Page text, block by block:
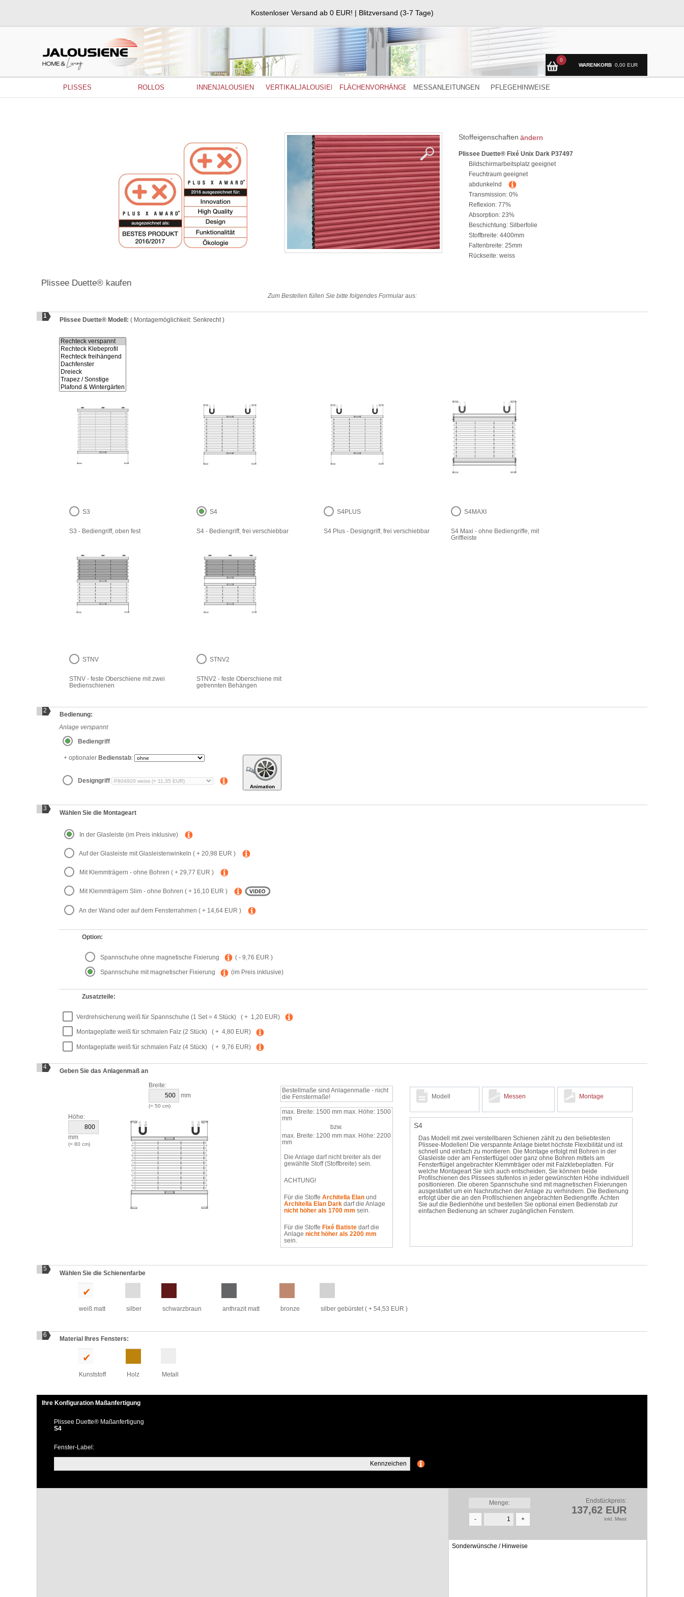
Kostenloser Versand ab 0 EUR! | Blitzversand (3-7 Tage)
WARENKORB
0
0,00 EUR
PLISSES ROLLOS INNENJALOUSIEN VERTIKALJALOUSIEN FLÄCHENVORHÄNGE MESSANLEITUNGEN PFLEGEHINWEISE
Stoffeigenschaften ändern
Plissee Duette® Fixé Unix Dark P37497
Bildschirmarbeitsplatz geeignet
Feuchtraum geeignet
abdunkelnd
Transmission: 0%
Reflexion: 77%
Absorption: 23%
Beschichtung: Silberfolie
Stoffbreite: 4400mm
Faltenbreite: 25mm
Rückseite: weiss
Plissee Duette® kaufen
Zum Bestellen füllen Sie bitte folgendes Formular aus:
Plissee Duette® Modell:
1
( Montagemöglichkeit: Senkrecht )
S3
S3 - Bediengriff, oben fest
S4
S4 - Bediengriff, frei verschiebbar
S4PLUS
S4 Plus - Designgriff, frei verschiebbar
S4MAXI
S4 Maxi - ohne Bediengriffe, mit
Griffleiste
STNV
STNV - feste Oberschiene mit zwei
Bedienschienen
STNV2
STNV2 - feste Oberschiene mit
getrennten Behängen
Bedienung:
2
Anlage verspannt
Bediengriff
+ optionaler Bedienstab:
Designgriff
Animation
Wählen Sie die Montageart
3
In der Glasleiste (im Preis inklusive)
Auf der Glasleiste mit Glasleistenwinkeln ( + 20,98 EUR )
Mit Klemmträgern - ohne Bohren ( + 29,77 EUR )
Mit Klemmträgern Slim - ohne Bohren ( + 16,10 EUR )
An der Wand oder auf dem Fensterrahmen ( + 14,64 EUR )
Option:
Spannschuhe ohne magnetische Fixierung ( - 9,76 EUR )
Spannschuhe mit magnetischer Fixierung (im Preis inklusive)
Zusatzteile:
Verdrehsicherung weiß für Spannschuhe (1 Set = 4 Stück) ( + 1,20 EUR)
Montageplatte weiß für schmalen Falz (2 Stück) ( + 4,80 EUR)
Montageplatte weiß für schmalen Falz (4 Stück) ( + 9,76 EUR)
Geben Sie das Anlagenmaß an
4
Breite:
mm
(= 50 cm)
Höhe:
mm
(= 80 cm)
Bestellmaße sind Anlagenmaße - nicht
die Fenstermaße!
max. Breite: 1500 mm max. Höhe: 1500
mm
bzw.
max. Breite: 1200 mm max. Höhe: 2200
mm
Die Anlage darf nicht breiter als der
gewählte Stoff (Stoffbreite) sein.
ACHTUNG!
Für die Stoffe Architella Elanund
Architella Elan Darkdarf die Anlage
nicht höher als 1700 mm sein.
Für die Stoffe Fixé Batistedarf die
Anlage nicht höher als 2200 mm
sein.
Modell Messen Montage
S4
Das Modell mit zwei verstellbaren Schienen zählt zu den beliebtesten
Plissee-Modellen! Die verspannte Anlage bietet höchste Flexibilität und ist
schnell und einfach zu montieren. Die Montage erfolgt mit Bohren in der
Glasleiste oder am Fensterflügel oder ganz ohne Bohren mittels am
Fensterflügel angebrachter Klemmträger oder mit Falzklebeplatten. Für
welche Montageart Sie sich auch entscheiden, Sie können beide
Profilschienen des Plissees stufenlos in jeder gewünschten Höhe individuell
positionieren. Die oberen Spannschuhe sind mit magnetischen Fixierungen
ausgestattet um ein Nachrutschen der Anlage zu verhindern. Die Bedienung
erfolgt über die an den Profilschienen angebrachten Bediengriffe. Achten
Sie auf die Bedienhöhe und bestellen Sie optional einen Bedienstab zur
einfachen Bedienung an schwer zugänglichen Fenstern.
Wählen Sie die Schienenfarbe
5
weiß matt silber schwarzbraun anthrazit matt bronze silber gebürstet ( + 54,53 EUR )
Material Ihres Fensters:
6
Kunststoff Holz Metall
Ihre Konfiguration Maßanfertigung
Plissee Duette® Maßanfertigung
S4
Fenster-Label:
Menge:
- +
Endstückpreis:
137,62 EUR
inkl. Mwst